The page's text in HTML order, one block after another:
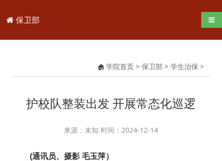
保卫部 导
学院首页 > 保卫部 > 学生治保 >
护校队整装出发 开展常态化巡逻
来源：未知 时间：2024-12-14
(通讯员、摄影 毛玉萍）